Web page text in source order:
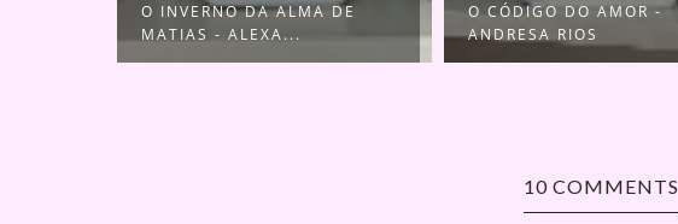
O INVERNO DA ALMA DE
MATIAS - ALEXA...
O CÓDIGO DO AMOR -
ANDRESA RIOS
10 COMMENTS